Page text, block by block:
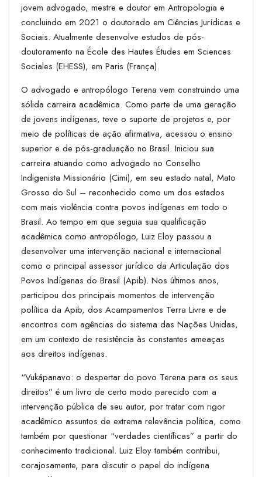
jovem advogado, mestre e doutor em Antropologia e
concluindo em 2021 o doutorado em Ciências Jurídicas e
Sociais. Atualmente desenvolve estudos de pós-
doutoramento na École des Hautes Études em Sciences
Sociales (EHESS), em Paris (França).
O advogado e antropólogo Terena vem construindo uma
sólida carreira acadêmica. Como parte de uma geração
de jovens indígenas, teve o suporte de projetos e, por
meio de políticas de ação afirmativa, acessou o ensino
superior e de pós-graduação no Brasil. Iniciou sua
carreira atuando como advogado no Conselho
Indigenista Missionário (Cimi), em seu estado natal, Mato
Grosso do Sul – reconhecido como um dos estados
com mais violência contra povos indígenas em todo o
Brasil. Ao tempo em que seguia sua qualificação
acadêmica como antropólogo, Luiz Eloy passou a
desenvolver uma intervenção nacional e internacional
como o principal assessor jurídico da Articulação dos
Povos Indígenas do Brasil (Apib). Nos últimos anos,
participou dos principais momentos de intervenção
política da Apib, dos Acampamentos Terra Livre e de
encontros com agências do sistema das Nações Unidas,
em um contexto de resistência às constantes ameaças
aos direitos indígenas.
“Vukápanavo: o despertar do povo Terena para os seus
direitos” é um livro de certo modo parecido com a
intervenção pública de seu autor, por tratar com rigor
acadêmico assuntos de extrema relevância política, como
também por questionar “verdades científicas” a partir do
conhecimento tradicional. Luiz Eloy também contribui,
corajosamente, para discutir o papel do indígena